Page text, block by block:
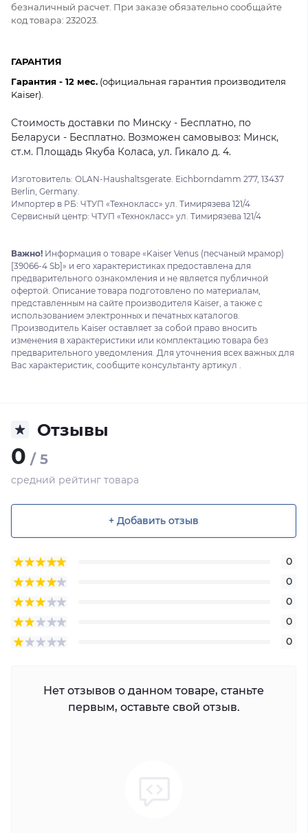
безналичный расчет. При заказе обязательно сообщайте
код товара: 232023.
ГАРАНТИЯ
Гарантия - 12 мес. (официальная гарантия производителя
Kaiser).
Стоимость доставки по Минску - Бесплатно, по
Беларуси - Бесплатно. Возможен самовывоз: Минск,
ст.м. Площадь Якуба Коласа, ул. Гикало д. 4.
Изготовитель: OLAN-Haushaltsgerate. Eichborndamm 277, 13437
Berlin, Germany.
Импортер в РБ: ЧТУП «Технокласс» ул. Тимирязева 121/4
Сервисный центр: ЧТУП «Технокласс» ул. Тимирязева 121/4
Важно! Информация о товаре «Kaiser Venus (песчаный мрамор)
[39066-4 Sb]» и его характеристиках предоставлена для
предварительного ознакомления и не является публичной
офертой. Описание товара подготовлено по материалам,
представленным на сайте производителя Kaiser, а также с
использованием электронных и печатных каталогов.
Производитель Kaiser оставляет за собой право вносить
изменения в характеристики или комплектацию товара без
предварительного уведомления. Для уточнения всех важных для
Вас характеристик, сообщите консультанту артикул .
Отзывы
0 / 5
средний рейтинг товара
+ Добавить отзыв
0
0
0
0
0
Нет отзывов о данном товаре, станьте
первым, оставьте свой отзыв.